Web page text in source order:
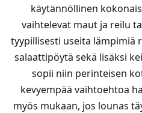
käytännöllinen
vaihtelevat maut ja reilu
tyypillisesti useita lämpimiä
salaattipöytä sekä lisäksi
sopii niin perinteisen
kevyempää vaihtoehtoa
myös mukaan, jos lounas